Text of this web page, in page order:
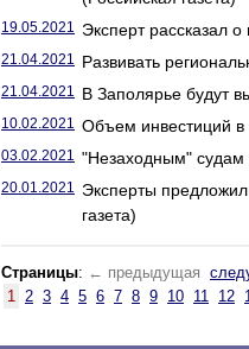
19.05.2021 Эксперт рассказал
21.04.2021 Развивать
21.04.2021 В Заполярье будут
10.02.2021 Объем инвестиций в
03.02.2021 "Незаходным" судам
20.01.2021 Эксперты
газета)
Страницы: ← предыдущая
1 2 3 4 5 6 7 8 9 10 11 12